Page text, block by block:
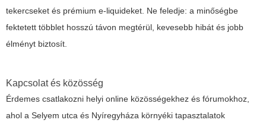
tekercseket és prémium e-liquideket. Ne feledje: a minőségbe
fektetett többlet hosszú távon megtérül, kevesebb hibát és jobb
élményt biztosít.
Kapcsolat és közösség
Érdemes csatlakozni helyi online közösségekhez és fórumokhoz,
ahol a Selyem utca és Nyíregyháza környéki tapasztalatok